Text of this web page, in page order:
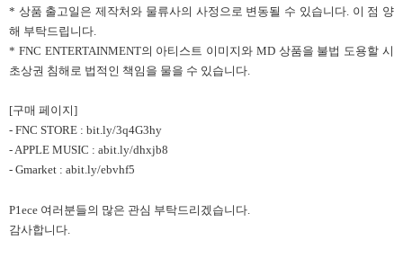
* 상품 출고일은 제작처와 물류사의 사정으로 변동될 수 있습니다. 이 점 양
해 부탁드립니다.
* FNC ENTERTAINMENT의 아티스트 이미지와 MD 상품을 불법 도용할 시
초상권 침해로 법적인 책임을 물을 수 있습니다.
[구매 페이지]
- FNC STORE : bit.ly/3q4G3hy
- APPLE MUSIC : abit.ly/dhxjb8
- Gmarket : abit.ly/ebvhf5
P1ece 여러분들의 많은 관심 부탁드리겠습니다.
감사합니다.